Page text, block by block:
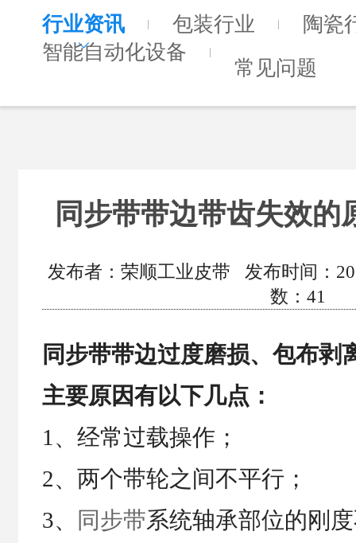
行业资讯 包装行业
陶瓷
智能自动化设备
常见问题
同步带带边带齿失效的
发布者：荣顺工业皮带 发布时间：
数： 41
同步带带边过度磨损、包布剥
主要原因有以下几点：
1、经常过载操作；
2、两个带轮之间不平行；
3、
同步带系统轴承部位的刚